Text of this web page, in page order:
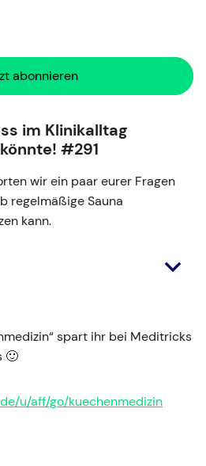
abonnieren
im Klinikalltag
#291
wir ein paar eurer Fragen
regelmäßige Sauna
kann.
spart ihr bei Meditricks
🙂
u/aff/go/kuechenmedizin